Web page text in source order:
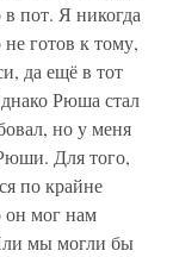
пот. Я никогда
готов к тому,
да ещё в тот
Рюша стал
но у меня
Для того,
по крайне
он мог нам
мы могли бы